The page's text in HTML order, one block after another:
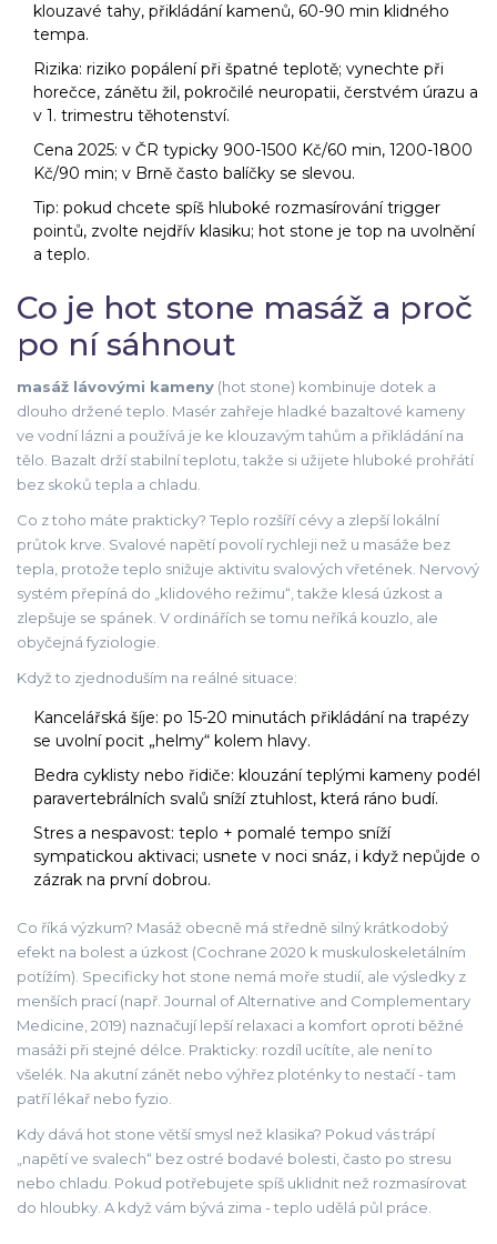
klouzavé tahy, přikládání kamenů, 60-90 min klidného
tempa.
Rizika: riziko popálení při špatné teplotě; vynechte při
horečce, zánětu žil, pokročilé neuropatii, čerstvém úrazu a
v 1. trimestru těhotenství.
Cena 2025: v ČR typicky 900-1500 Kč/60 min, 1200-1800
Kč/90 min; v Brně často balíčky se slevou.
Tip: pokud chcete spíš hluboké rozmasírování trigger
pointů, zvolte nejdřív klasiku; hot stone je top na uvolnění
a teplo.
Co je hot stone masáž a proč
po ní sáhnout
masáž lávovými kameny (hot stone) kombinuje dotek a
dlouho držené teplo. Masér zahřeje hladké bazaltové kameny
ve vodní lázni a používá je ke klouzavým tahům a přikládání na
tělo. Bazalt drží stabilní teplotu, takže si užijete hluboké prohřátí
bez skoků tepla a chladu.
Co z toho máte prakticky? Teplo rozšíří cévy a zlepší lokální
průtok krve. Svalové napětí povolí rychleji než u masáže bez
tepla, protože teplo snižuje aktivitu svalových vřetének. Nervový
systém přepíná do „klidového režimu“, takže klesá úzkost a
zlepšuje se spánek. V ordinářích se tomu neříká kouzlo, ale
obyčejná fyziologie.
Když to zjednoduším na reálné situace:
Kancelářská šíje: po 15-20 minutách přikládání na trapézy
se uvolní pocit „helmy“ kolem hlavy.
Bedra cyklisty nebo řidiče: klouzání teplými kameny podél
paravertebrálních svalů sníží ztuhlost, která ráno budí.
Stres a nespavost: teplo + pomalé tempo sníží
sympatickou aktivaci; usnete v noci snáz, i když nepůjde o
zázrak na první dobrou.
Co říká výzkum? Masáž obecně má středně silný krátkodobý
efekt na bolest a úzkost (Cochrane 2020 k muskuloskeletálním
potížím). Specificky hot stone nemá moře studií, ale výsledky z
menších prací (např. Journal of Alternative and Complementary
Medicine, 2019) naznačují lepší relaxaci a komfort oproti běžné
masáži při stejné délce. Prakticky: rozdíl ucítíte, ale není to
všelék. Na akutní zánět nebo výhřez ploténky to nestačí - tam
patří lékař nebo fyzio.
Kdy dává hot stone větší smysl než klasika? Pokud vás trápí
„napětí ve svalech“ bez ostré bodavé bolesti, často po stresu
nebo chladu. Pokud potřebujete spíš uklidnit než rozmasírovat
do hloubky. A když vám bývá zima - teplo udělá půl práce.